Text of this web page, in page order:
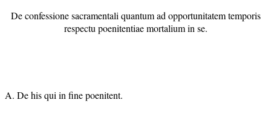
De confessione sacramentali quantum ad opportunitatem temporis
respectu poenitentiae mortalium in se.
A. De his qui in fine poenitent.